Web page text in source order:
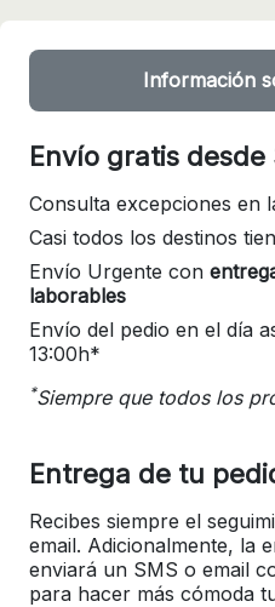
Información
Envío gratis desde
Consulta excepciones en
Casi todos los destinos
Envío Urgente con
laborables
Envío del pedio en el día
13:00h*
*Siempre que todos los
Entrega de tu
Recibes siempre el
email. Adicionalmente, la
enviará un SMS o email
para hacer más cómoda